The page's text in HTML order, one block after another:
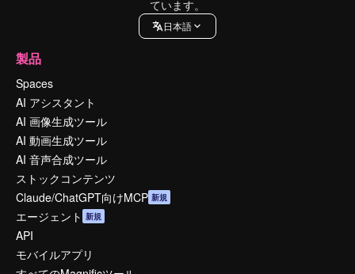
ています。
日本語
製品
Spaces
AI アシスタント
AI 画像生成ツール
AI 動画生成ツール
AI 音声合成ツール
ストックコンテンツ
Claude/ChatGPT向けMCP 新規
エージェント 新規
API
モバイルアプリ